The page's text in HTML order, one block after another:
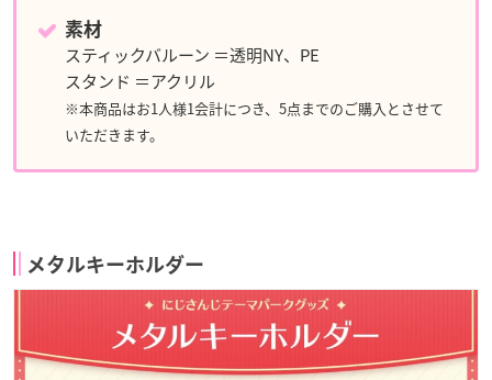
素材
スティックバルーン ＝透明NY、PE
スタンド ＝アクリル
※本商品はお1人様1会計につき、5点までのご購入とさせて
いただきます。
メタルキーホルダー